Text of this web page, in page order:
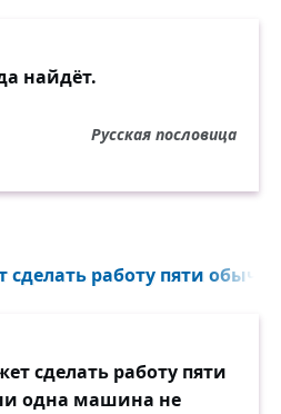
найдёт.
Русская пословица
работу пяти
сделать работу пяти
одна машина не